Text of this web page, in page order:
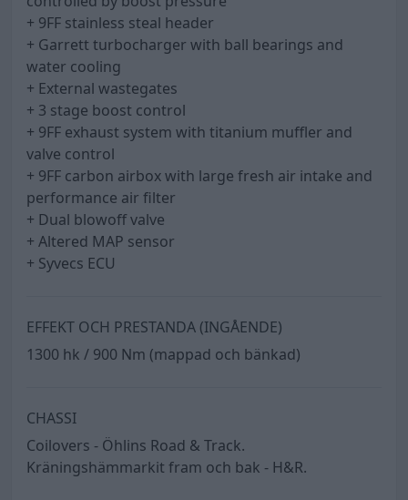
+ 9FF stainless steal header
+ Garrett turbocharger with ball bearings and
water cooling
+ External wastegates
+ 3 stage boost control
+ 9FF exhaust system with titanium muffler and
valve control
+ 9FF carbon airbox with large fresh air intake and
performance air filter
+ Dual blowoff valve
+ Altered MAP sensor
+ Syvecs ECU
EFFEKT OCH PRESTANDA (INGÅENDE)
1300 hk / 900 Nm (mappad och bänkad)
CHASSI
Coilovers - Öhlins Road & Track.
Kräningshämmarkit fram och bak - H&R.